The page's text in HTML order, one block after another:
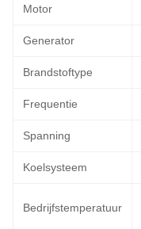
Motor
Generator
Brandstoftype
Frequentie
Spanning
Koelsysteem
Bedrijfstemperatuur